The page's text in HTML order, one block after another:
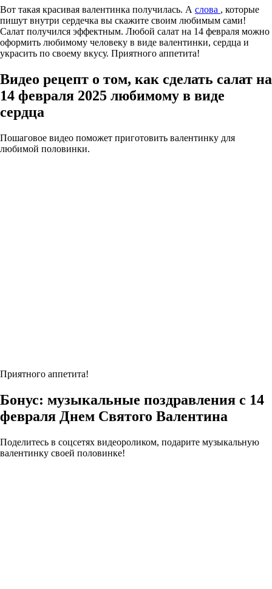
Вот такая красивая валентинка получилась. А слова , которые
пишут внутри сердечка вы скажите своим любимым сами!
Салат получился эффектным. Любой салат на 14 февраля можно
оформить любимому человеку в виде валентинки, сердца и
украсить по своему вкусу. Приятного аппетита!
Видео рецепт о том, как сделать салат на
14 февраля 2025 любимому в виде
сердца
Пошаговое видео поможет приготовить валентинку для
любимой половинки.
Приятного аппетита!
Бонус: музыкальные поздравления с 14
февраля Днем Святого Валентина
Поделитесь в соцсетях видеороликом, подарите музыкальную
валентинку своей половинке!